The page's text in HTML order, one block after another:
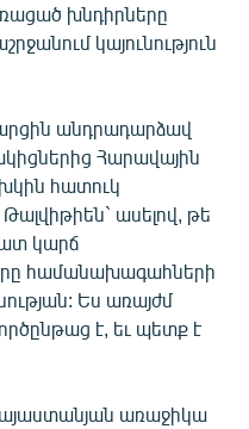
խնդիրները
կայունություն
անդրադարձավ
Հարավային
հատուկ
ասելով, թե
կարճ
համանախագահների
Ես առայժմ
է, եւ պետք է
առաջիկա